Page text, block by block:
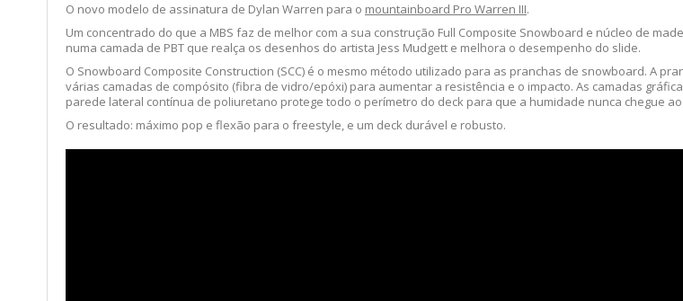
O novo modelo de assinatura de Dylan Warren para o mountainboard Pro Warren III.
Um concentrado do que a MBS faz de melhor com a sua construção Full Composite Snowboard e núcleo de
numa camada de PBT que realça os desenhos do artista Jess Mudgett e melhora o desempenho do slide.
O Snowboard Composite Construction (SCC) é o mesmo método utilizado para as pranchas de snowboard. A
várias camadas de compósito (fibra de vidro/epóxi) para aumentar a resistência e o impacto. As camadas
parede lateral contínua de poliuretano protege todo o perímetro do deck para que a humidade nunca chegue
O resultado: máximo pop e flexão para o freestyle, e um deck durável e robusto.